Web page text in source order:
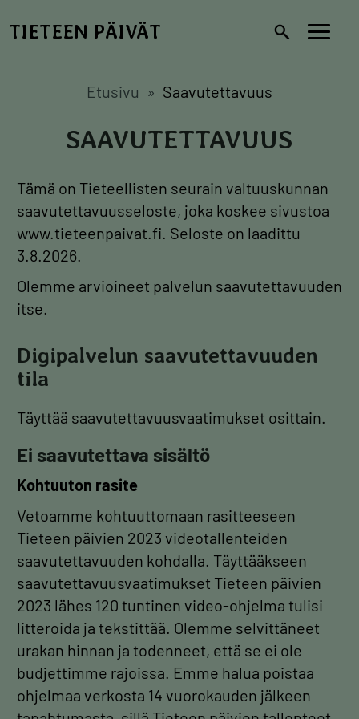
pääsisältöön
TIETEEN PÄIVÄT
Etusivu
Saavutettavuus
SAAVUTETTAVUUS
Tämä on Tieteellisten seurain valtuuskunnan
saavutettavuusseloste, joka koskee sivustoa
www.tieteenpaivat.fi. Seloste on laadittu
3.8.2026.
Olemme arvioineet palvelun saavutettavuuden
itse.
Digipalvelun saavutettavuuden
tila
Täyttää saavutettavuusvaatimukset osittain.
Ei saavutettava sisältö
Kohtuuton rasite
Vetoamme kohtuuttomaan rasitteeseen
Tieteen päivien 2023 videotallenteiden
saavutettavuuden kohdalla. Täyttääkseen
saavutettavuusvaatimukset Tieteen päivien
2023 lähes 120 tuntinen video-ohjelma tulisi
litteroida ja tekstittää. Olemme selvittäneet
urakan hinnan ja todenneet, että se ei ole
budjettimme rajoissa. Emme halua poistaa
ohjelmaa verkosta 14 vuorokauden jälkeen